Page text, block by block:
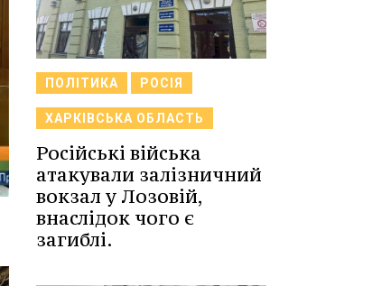
ПОЛІТИКА РОСІЯ
ХАРКІВСЬКА ОБЛАСТЬ
Російські війська
атакували залізничний
вокзал у Лозовій,
внаслідок чого є
загиблі.